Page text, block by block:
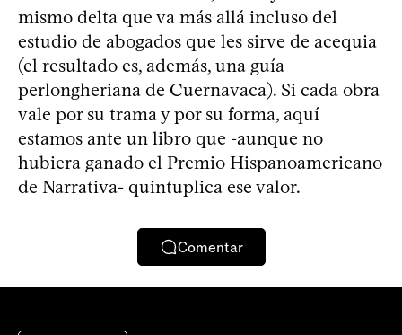
mismo delta que va más allá incluso del
estudio de abogados que les sirve de acequia
(el resultado es, además, una guía
perlongheriana de Cuernavaca). Si cada obra
vale por su trama y por su forma, aquí
estamos ante un libro que -aunque no
hubiera ganado el Premio Hispanoamericano
de Narrativa- quintuplica ese valor.
Comentar